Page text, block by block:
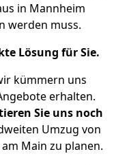
in Mannheim
werden muss.
Lösung für Sie.
kümmern uns
erhalten.
Sie uns noch
Umzug von
Main zu planen.